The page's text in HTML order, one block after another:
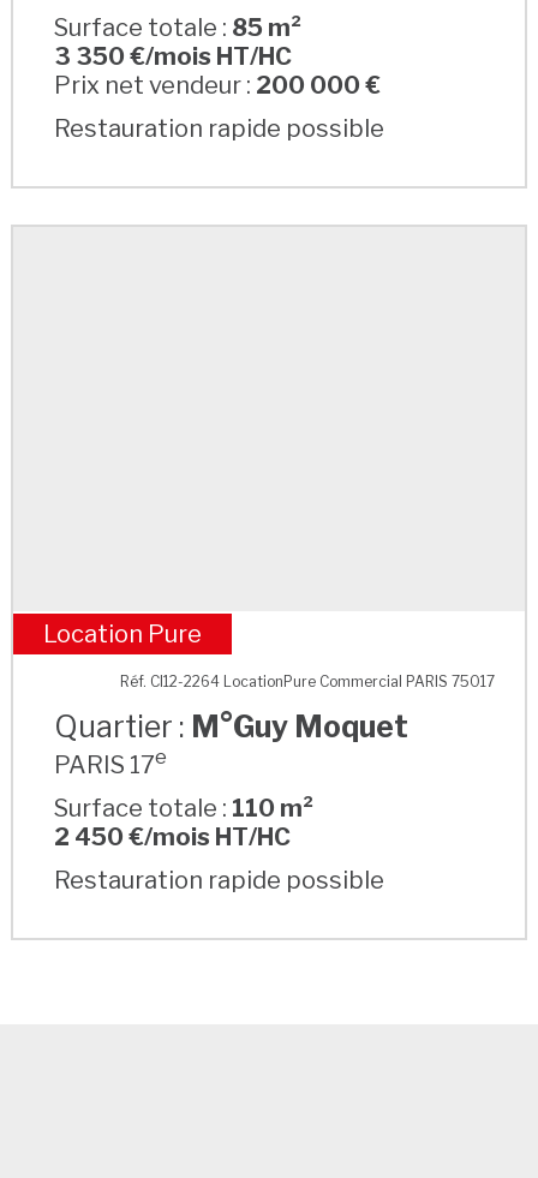
Surface totale : 85 m²
3 350 €/mois HT/HC
Prix net vendeur : 200 000 €
Restauration rapide possible
M°Guy Moquet
Location Pure
Réf. CI12-2264 LocationPure Commercial PARIS 75017
Quartier : M°Guy Moquet
PARIS 17e
Surface totale : 110 m²
2 450 €/mois HT/HC
Restauration rapide possible